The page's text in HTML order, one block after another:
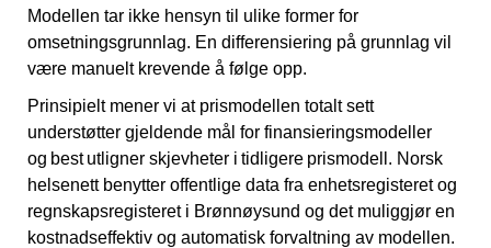
Modellen tar ikke hensyn til ulike former for
omsetningsgrunnlag. En differensiering på grunnlag vil
være manuelt krevende å følge opp.
Prinsipielt mener vi at prismodellen totalt sett
understøtter gjeldende mål for finansieringsmodeller
og best utligner skjevheter i tidligere prismodell. Norsk
helsenett benytter offentlige data fra enhetsregisteret og
regnskapsregisteret i Brønnøysund og det muliggjør en
kostnadseffektiv og automatisk forvaltning av modellen.